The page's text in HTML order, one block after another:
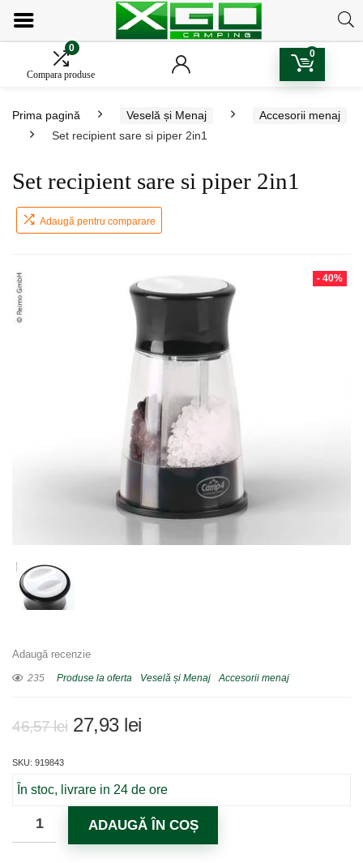
0
Compara produse
0
Prima pagină Veselă și Menaj
Accesorii menaj
Set recipient sare si piper 2in1
Set recipient sare si piper 2in1
Adaugă pentru comparare
- 40%
Adaugă recenzie
235 Produse la oferta Veselă și Menaj Accesorii menaj
46,57lei Prețul
fost:
46,57 lei.
27,93 leiPrețul
27,93 lei.
SKU: 919843
În stoc, livrare in 24 de ore
ADAUGĂ ÎN COȘ